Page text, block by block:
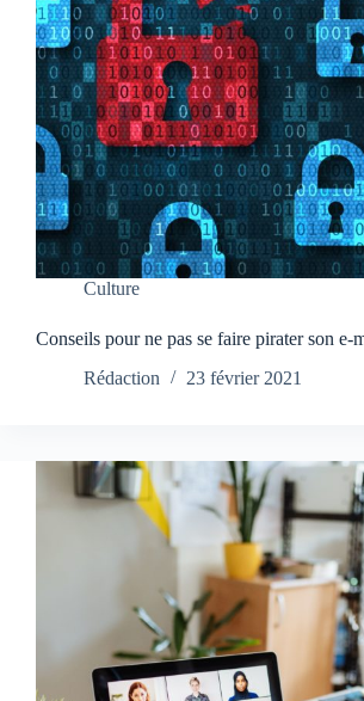
Culture
Conseils pour ne pas se faire pirater son e-
Rédaction
23 février 2021